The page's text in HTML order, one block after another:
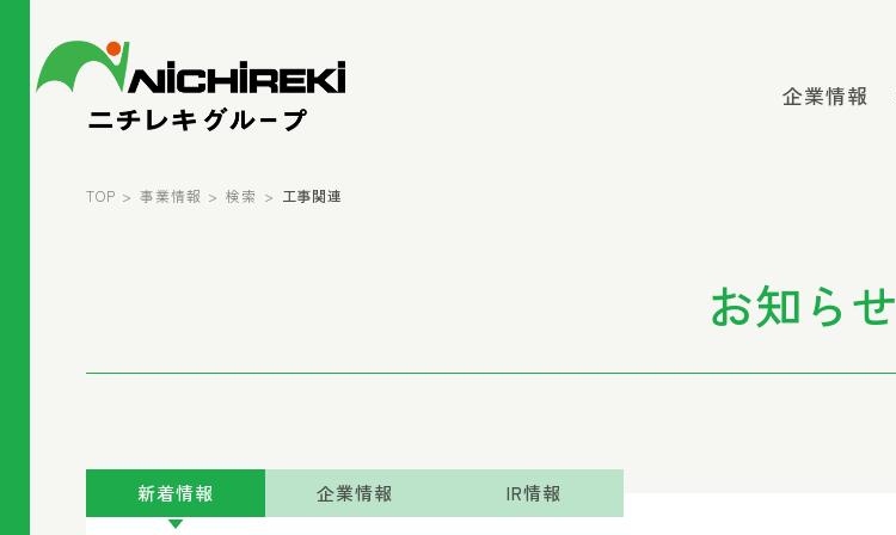
企業情報
TOP 事業情報 検索 工事関連
お知らせ
新着情報 企業情報 IR情報